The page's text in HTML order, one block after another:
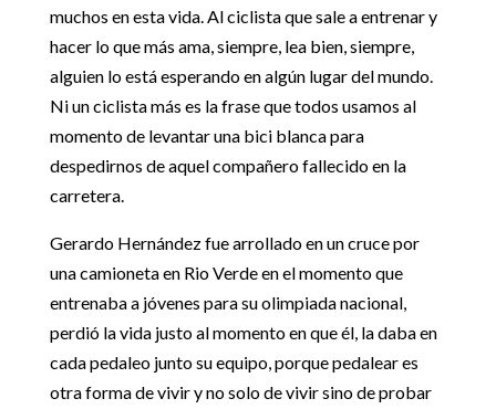
muchos en esta vida. Al ciclista que sale a entrenar y
hacer lo que más ama, siempre, lea bien, siempre,
alguien lo está esperando en algún lugar del mundo.
Ni un ciclista más es la frase que todos usamos al
momento de levantar una bici blanca para
despedirnos de aquel compañero fallecido en la
carretera.
Gerardo Hernández fue arrollado en un cruce por
una camioneta en Rio Verde en el momento que
entrenaba a jóvenes para su olimpiada nacional,
perdió la vida justo al momento en que él, la daba en
cada pedaleo junto su equipo, porque pedalear es
otra forma de vivir y no solo de vivir sino de probar